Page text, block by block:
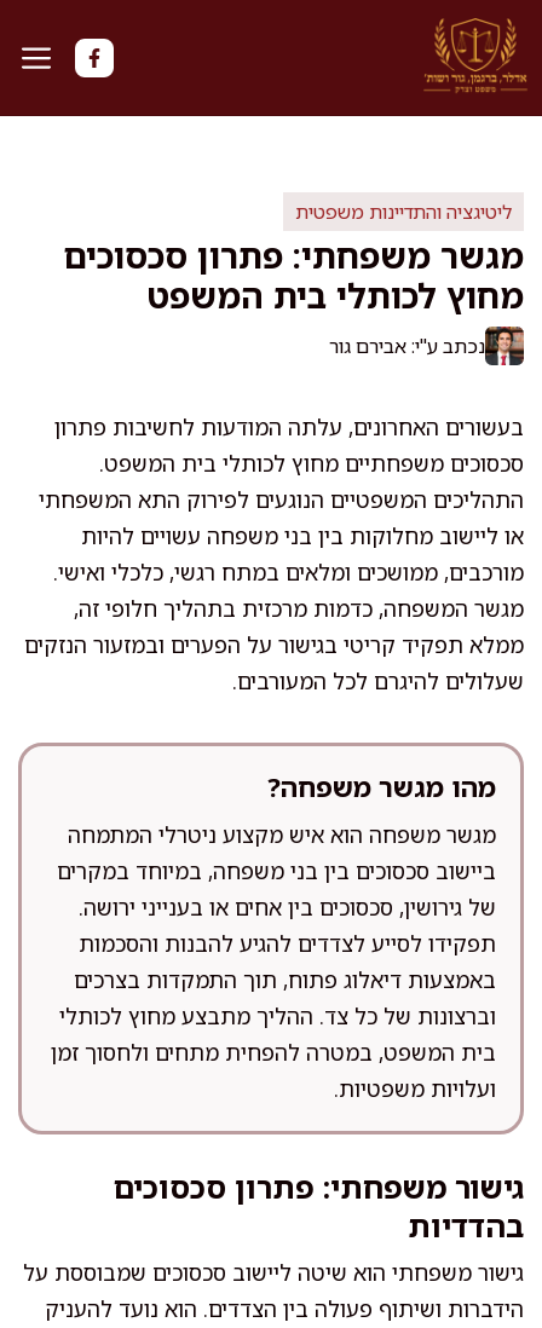
לדלג
לתוכן
ליטיגציה והתדיינות משפטית
מגשר משפחתי: פתרון סכסוכים
מחוץ לכותלי בית המשפט
נכתב ע"י: אבירם גור
בעשורים האחרונים, עלתה המודעות לחשיבות פתרון
סכסוכים משפחתיים מחוץ לכותלי בית המשפט.
התהליכים המשפטיים הנוגעים לפירוק התא המשפחתי
או ליישוב מחלוקות בין בני משפחה עשויים להיות
מורכבים, ממושכים ומלאים במתח רגשי, כלכלי ואישי.
מגשר המשפחה, כדמות מרכזית בתהליך חלופי זה,
ממלא תפקיד קריטי בגישור על הפערים ובמזעור הנזקים
שעלולים להיגרם לכל המעורבים.
מהו מגשר משפחה?
מגשר משפחה הוא איש מקצוע ניטרלי המתמחה
ביישוב סכסוכים בין בני משפחה, במיוחד במקרים
של גירושין, סכסוכים בין אחים או בענייני ירושה.
תפקידו לסייע לצדדים להגיע להבנות והסכמות
באמצעות דיאלוג פתוח, תוך התמקדות בצרכים
וברצונות של כל צד. ההליך מתבצע מחוץ לכותלי
בית המשפט, במטרה להפחית מתחים ולחסוך זמן
ועלויות משפטיות.
גישור משפחתי: פתרון סכסוכים
בהדדיות
גישור משפחתי הוא שיטה ליישוב סכסוכים שמבוססת על
הידברות ושיתוף פעולה בין הצדדים. הוא נועד להעניק